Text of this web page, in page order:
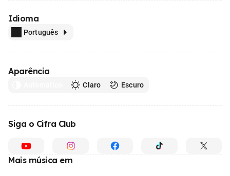
Idioma
Português
Aparência
Claro Escuro
Siga o Cifra Club
Mais música em